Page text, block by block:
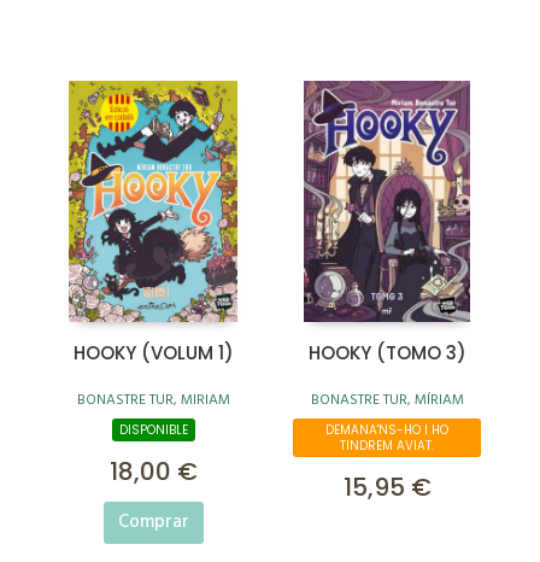
HOOKY (VOLUM 1)
BONASTRE TUR, MIRIAM
DISPONIBLE
18,00 €
Comprar
HOOKY (TOMO 3)
BONASTRE TUR, MÍRIAM
DEMANA'NS-HO I HO
TINDREM AVIAT.
15,95 €